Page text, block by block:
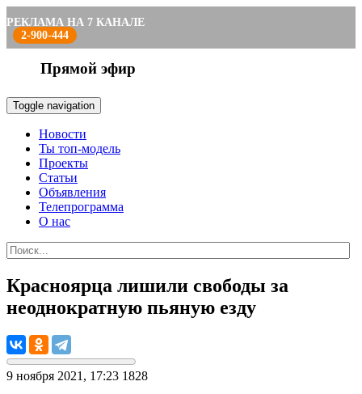
РЕКЛАМА НА 7 КАНАЛЕ
2-900-444
Прямой эфир
Toggle navigation
Новости
Ты топ-модель
Проекты
Статьи
Объявления
Телепрограмма
О нас
Красноярца лишили свободы за
неоднократную пьяную езду
9 ноября 2021, 17:23 1828